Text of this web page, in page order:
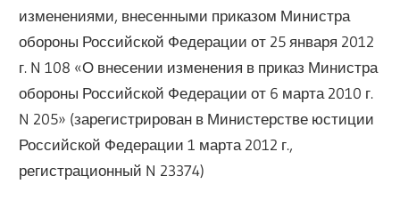
изменениями, внесенными приказом Министра
обороны Российской Федерации от 25 января 2012
г. N 108 «О внесении изменения в приказ Министра
обороны Российской Федерации от 6 марта 2010 г.
N 205» (зарегистрирован в Министерстве юстиции
Российской Федерации 1 марта 2012 г.,
регистрационный N 23374)